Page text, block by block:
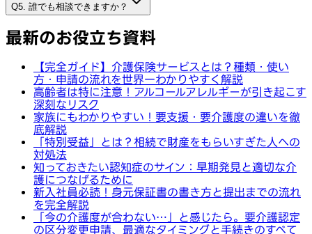
Q5. 誰でも相談できますか？
最新のお役立ち資料
【完全ガイド】介護保険サービスとは？種類・使い
方・申請の流れを世界一わかりやすく解説
高齢者は特に注意！アルコールアレルギーが引き起こす
深刻なリスク
家族にもわかりやすい！要支援・要介護度の違いを徹
底解説
「特別受益」とは？相続で財産をもらいすぎた人への
対処法
知っておきたい認知症のサイン：早期発見と適切な介
護につなげるために
新入社員必読！身元保証書の書き方と提出までの流れ
を完全解説
「今の介護度が合わない…」と感じたら。要介護認定
の区分変更申請、最適なタイミングと手続きのすべて